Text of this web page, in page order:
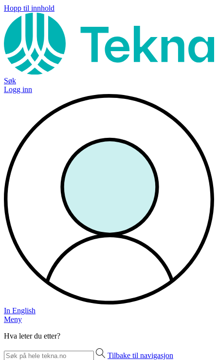
Hopp til innhold
Søk
Logg inn
In English
Meny
Hva leter du etter?
Tilbake til navigasjon